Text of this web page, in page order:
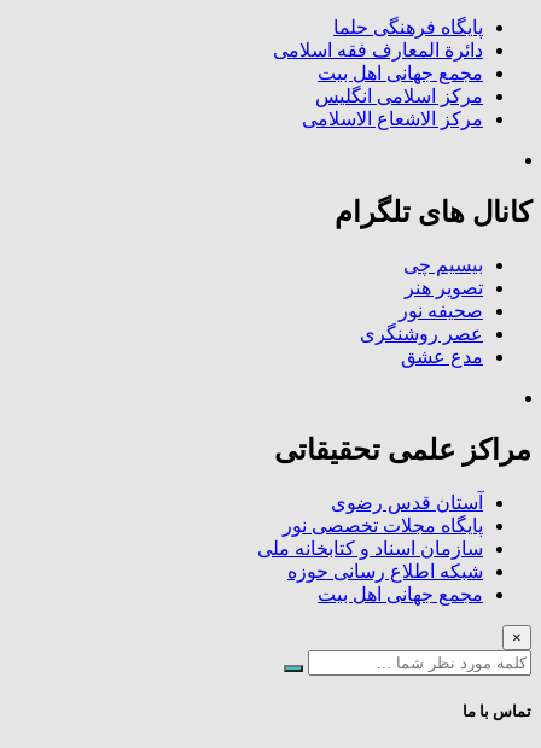
پایگاه فرهنگی حلما
دائرة المعارف فقه اسلامی
مجمع جهانی اهل بیت
مرکز اسلامی انگلیس
مرکز الاشعاع الاسلامی
کانال های تلگرام
بیسیم چی
تصویر هنر
صحیفه نور
عصر روشنگری
مدع عشق
مراکز علمی تحقیقاتی
آستان قدس رضوی
پایگاه مجلات تخصصی نور
سازمان اسناد و کتابخانه ملی
شبکه اطلاع رسانی حوزه
مجمع جهانی اهل بیت
×
تماس با ما